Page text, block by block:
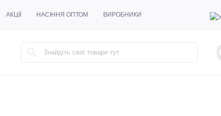
АКЦІЇ НАСІННЯ ОПТОМ ВИРОБНИКИ